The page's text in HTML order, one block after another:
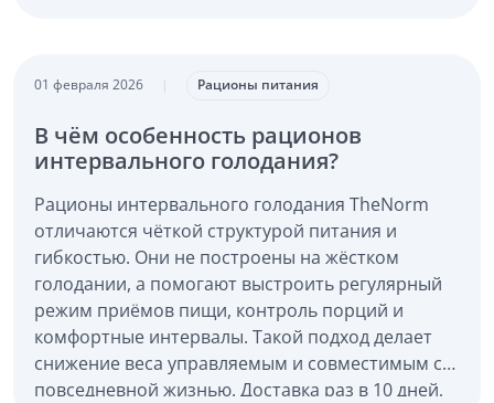
01 февраля 2026 | Рационы питания
В чём особенность рационов
интервального голодания?
Рационы интервального голодания TheNorm
отличаются чёткой структурой питания и
гибкостью. Они не построены на жёстком
голодании, а помогают выстроить регулярный
режим приёмов пищи, контроль порций и
комфортные интервалы. Такой подход делает
снижение веса управляемым и совместимым с
повседневной жизнью. Доставка раз в 10 дней,